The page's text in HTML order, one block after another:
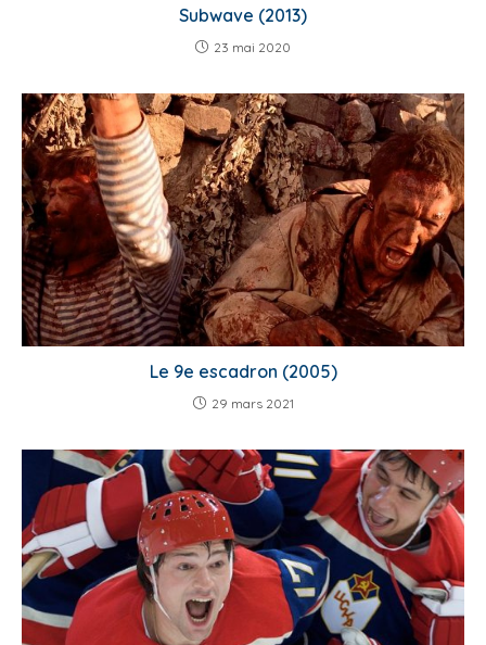
Subwave (2013)
23 mai 2020
Le 9e escadron (2005)
29 mars 2021